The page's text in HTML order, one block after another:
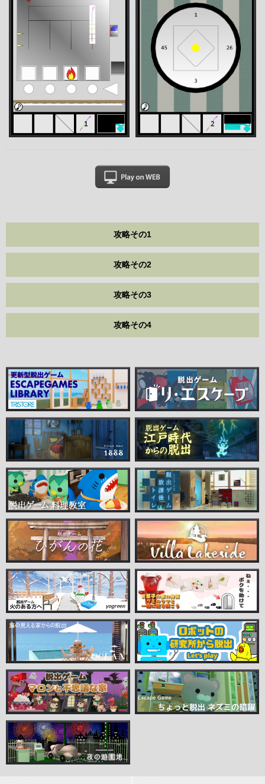
攻略その1
攻略その2
攻略その3
攻略その4